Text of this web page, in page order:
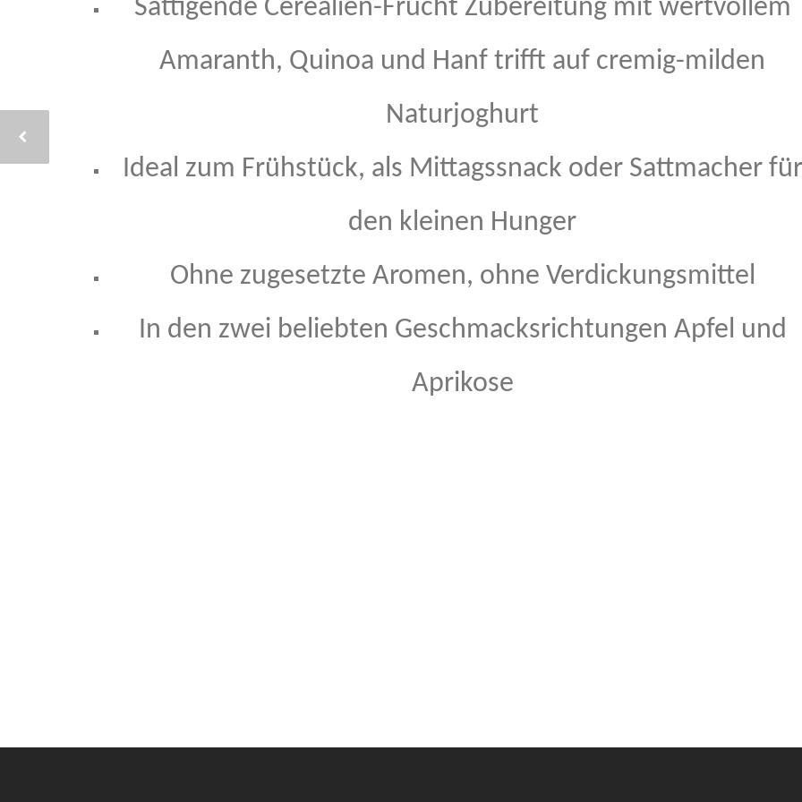
Sättigende Cerealien-Frucht Zubereitung mit wertvollem
Amaranth, Quinoa und Hanf trifft auf cremig-milden
Naturjoghurt
Ideal zum Frühstück, als Mittagssnack oder Sattmacher für
den kleinen Hunger
Ohne zugesetzte Aromen, ohne Verdickungsmittel
In den zwei beliebten Geschmacksrichtungen Apfel und
Aprikose